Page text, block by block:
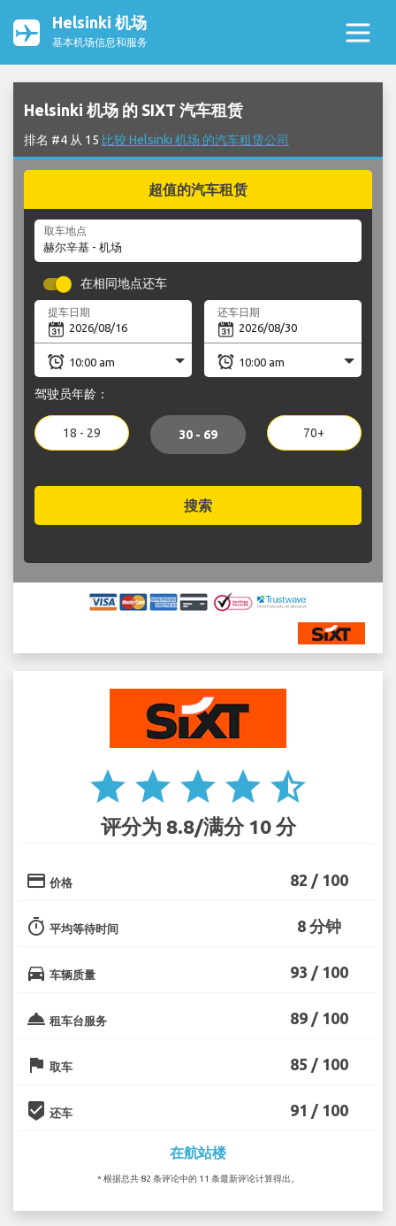
Helsinki 机场
基本机场信息和服务
Helsinki 机场 的 SIXT 汽车租赁
排名 #4 从 15 比较 Helsinki 机场 的汽车租赁公司
超值的汽车租赁
取车地点
在相同地点还车
提车日期 还车日期
驾驶员年龄：
18 - 29 30 - 69 70+
搜索
star star star star star_half
评分为 8.8/满分 10 分
credit_card 价格 82 / 100
timer 平均等待时间 8 分钟
directions_car 车辆质量 93 / 100
room_service 租车台服务 89 / 100
flag 取车 85 / 100
beenhere 还车 91 / 100
在航站楼
* 根据总共 82 条评论中的 11 条最新评论计算得出。